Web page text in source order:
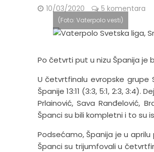
10/03/2020 5 komentara
(Foto: Vaterpolo vesti)
Po četvrti put u nizu Španija je
U četvrtfinalu evropske grupe
Španije 13:11 (3:3, 5:1, 2:3,
Prlainović, Sava Ranđelović,
Španci su bili kompletni i to su
Podsećamo, Španija je u
Španci su trijumfovali u